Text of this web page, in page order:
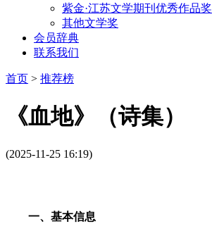
紫金·江苏文学期刊优秀作品奖
其他文学奖
会员辞典
联系我们
首页 > 推荐榜
《血地》（诗集）
(2025-11-25 16:19)
一、基本信息